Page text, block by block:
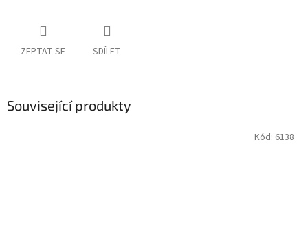
ZEPTAT SE SDÍLET
Související produkty
Kód: 6138